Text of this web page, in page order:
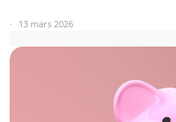
13 mars 2026